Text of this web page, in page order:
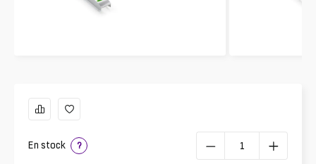
En stock ?